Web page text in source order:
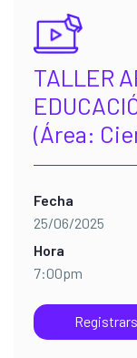
TALLER
(Área:
Fecha
25/06/2025
Hora
7:00pm